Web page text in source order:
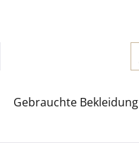
Gebrauchte Bekleidung